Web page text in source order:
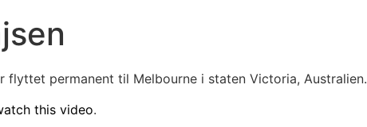
flyttet permanent til Melbourne i staten Victoria, Australien.
this video.